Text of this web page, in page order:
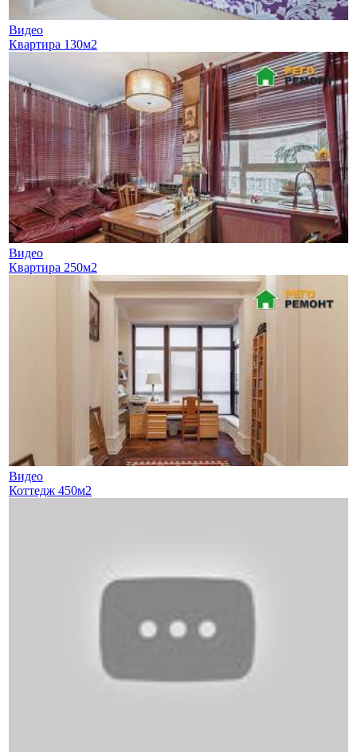
Видео
Квартира 130м2
Видео
Квартира 250м2
Видео
Коттедж 450м2